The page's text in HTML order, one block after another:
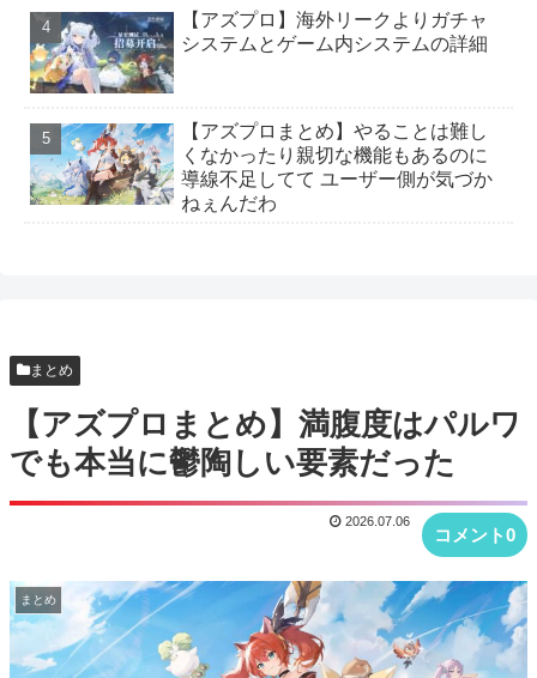
【アズプロまとめ】本国のCBT3事前DLが9月8日
から それまで特に新情報とかはなさそうだな
ミニゲームぶっ込みたがるんだろ
【アズプロ】中国版CBT3、最適化が進んでる件 推
優は宮下早紀さん！！
【アズプロ】公式CBTレポートまとめ！人気だっ
たキャラやキボは？
【アズプロ】海外リークよりガチャ
システムとゲーム内システムの詳細
【アズプロまとめ】やることは難し
くなかったり親切な機能もあるのに
導線不足してて ユーザー側が気づか
ねぇんだわ
まとめ
【アズプロまとめ】満腹度はパルワ
でも本当に鬱陶しい要素だった
コメント0
2026.07.06
まとめ